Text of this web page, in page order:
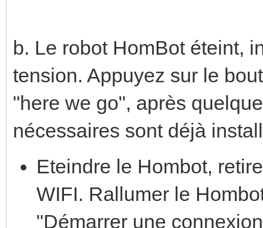
b. Le robot HomBot éteint,
tension. Appuyez sur le
"here we go", après
nécessaires sont déjà
Eteindre le Hombot,
WIFI. Rallumer le
"Démarrer une